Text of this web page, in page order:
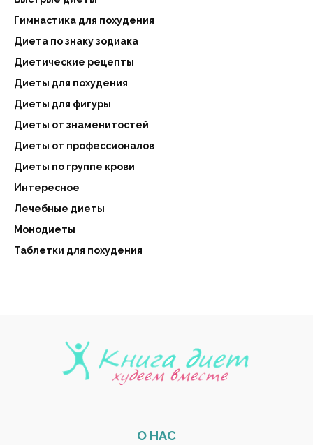
Гимнастика для похудения
Диета по знаку зодиака
Диетические рецепты
Диеты для похудения
Диеты для фигуры
Диеты от знаменитостей
Диеты от профессионалов
Диеты по группе крови
Интересное
Лечебные диеты
Монодиеты
Таблетки для похудения
О НАС